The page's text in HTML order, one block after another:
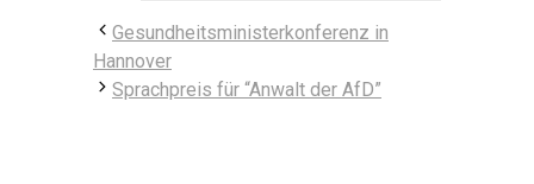
Gesundheitsministerkonferenz in
Hannover
Sprachpreis für “Anwalt der AfD”